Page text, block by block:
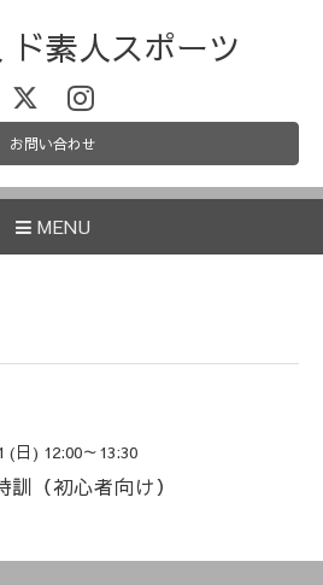
ド素人スポーツ
お問い合わせ
MENU
(日) 12:00～13:30
（初心者向け）